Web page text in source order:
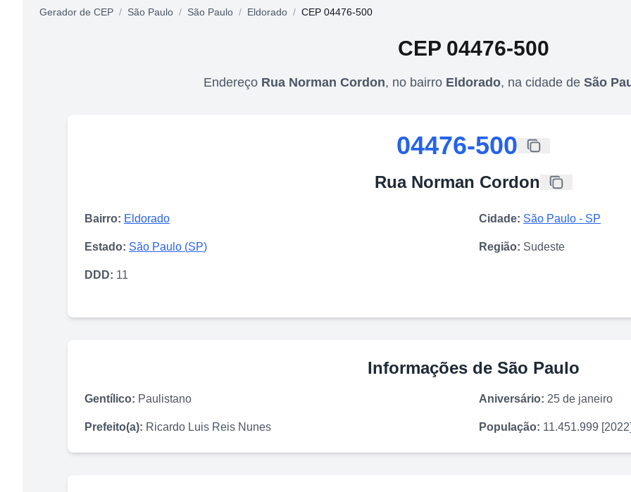
Gerador de CEP / São Paulo / São Paulo / Eldorado / CEP 04476-500
CEP 04476-500
Endereço Rua Norman Cordon, no bairro Eldorado, na cidade de São
04476-500
Rua Norman Cordon
Bairro: Eldorado Cidade: São Paulo - SP
Estado: São Paulo (SP) Região: Sudeste
DDD: 11
Informações de São Paulo
Gentílico: Paulistano Aniversário: 25 de janeiro
Prefeito(a): Ricardo Luis Reis Nunes População: 11.451.999